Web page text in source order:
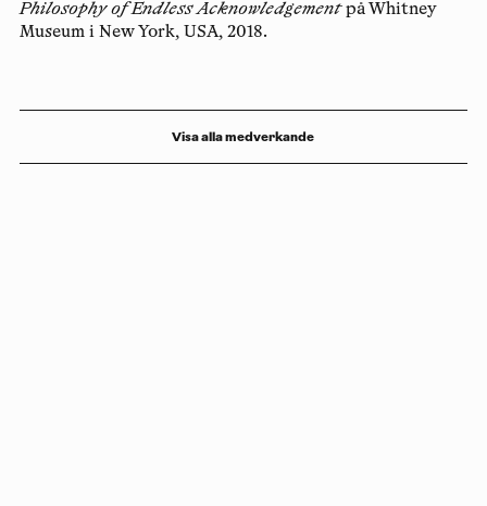
Philosophy of Endless Acknowledgementpå Whitney
Museum i New York, USA, 2018.
Visa alla medverkande